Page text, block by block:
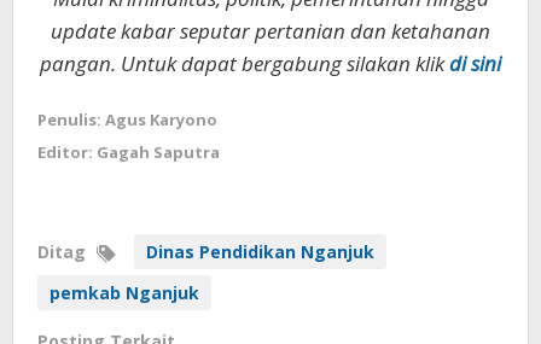
update kabar seputar pertanian dan ketahanan
pangan. Untuk dapat bergabung silakan klikdi sini
Penulis: Agus Karyono
Editor: Gagah Saputra
Ditag
Dinas Pendidikan Nganjuk
pemkab Nganjuk